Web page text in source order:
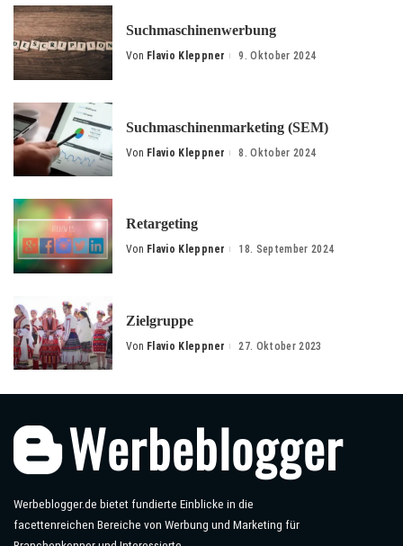
Suchmaschinenwerbung
Posted
Von Flavio Kleppner 9. Oktober 2024
Suchmaschinenmarketing (SEM)
Posted
Von Flavio Kleppner 8. Oktober 2024
Retargeting
Posted
Von Flavio Kleppner 18. September 2024
Zielgruppe
Posted
Von Flavio Kleppner 27. Oktober 2023
Werbeblogger.de bietet fundierte Einblicke in die
facettenreichen Bereiche von Werbung und Marketing für